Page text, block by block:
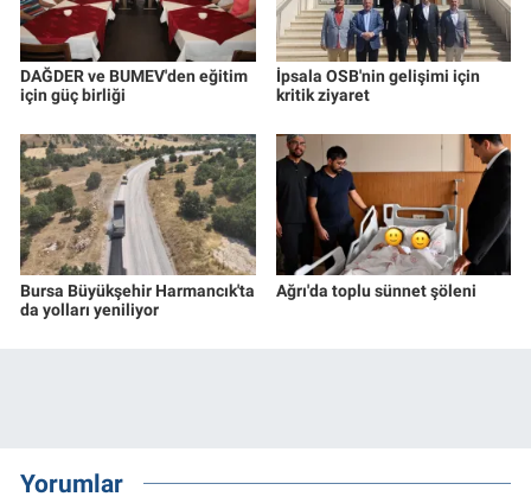
DAĞDER ve BUMEV'den eğitim
için güç birliği
İpsala OSB'nin gelişimi için
kritik ziyaret
Bursa Büyükşehir Harmancık'ta
da yolları yeniliyor
Ağrı'da toplu sünnet şöleni
Yorumlar